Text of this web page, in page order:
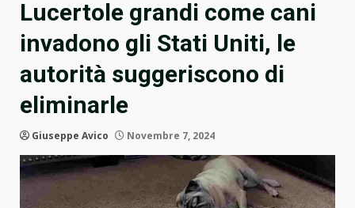
Lucertole grandi come cani
invadono gli Stati Uniti, le
autorità suggeriscono di
eliminarle
Giuseppe Avico Novembre 7, 2024